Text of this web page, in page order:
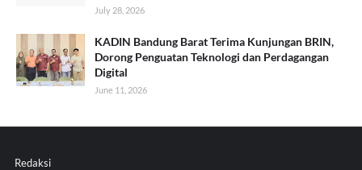
July 28, 2026
KADIN Bandung Barat Terima Kunjungan BRIN,
Dorong Penguatan Teknologi dan Perdagangan
Digital
June 11, 2026
Redaksi